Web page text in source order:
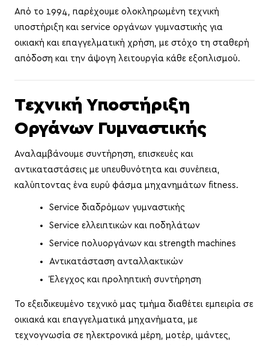
Από το 1994, παρέχουμε ολοκληρωμένη τεχνική
υποστήριξη και service οργάνων γυμναστικής για
οικιακή και επαγγελματική χρήση, με στόχο τη σταθερή
απόδοση και την άψογη λειτουργία κάθε εξοπλισμού.
Τεχνική Υποστήριξη
Οργάνων Γυμναστικής
Αναλαμβάνουμε συντήρηση, επισκευές και
αντικαταστάσεις με υπευθυνότητα και συνέπεια,
καλύπτοντας ένα ευρύ φάσμα μηχανημάτων fitness.
Service διαδρόμων γυμναστικής
Service ελλειπτικών και ποδηλάτων
Service πολυοργάνων και strength machines
Αντικατάσταση ανταλλακτικών
Έλεγχος και προληπτική συντήρηση
Το εξειδικευμένο τεχνικό μας τμήμα διαθέτει εμπειρία σε
οικιακά και επαγγελματικά μηχανήματα, με
τεχνογνωσία σε ηλεκτρονικά μέρη, μοτέρ, ιμάντες,